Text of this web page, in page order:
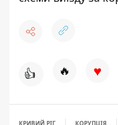
👍 🔥 ♥
КРИВИЙ РІГ КОРУПЦІЯ